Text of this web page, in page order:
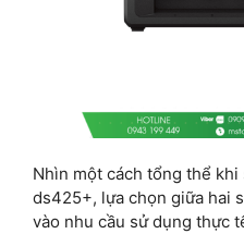
Nhìn một cách tổng thể
ds425+, lựa chọn giữa hai
vào nhu cầu sử dụng thực